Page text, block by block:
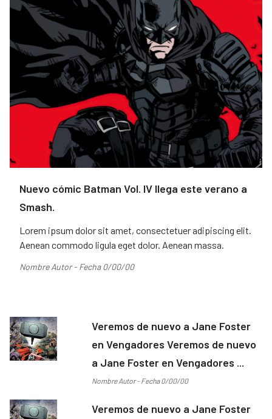
Nuevo cómic Batman Vol. IV llega este verano a
Smash.
Lorem ipsum dolor sit amet, consectetuer adipiscing elit.
Aenean commodo ligula eget dolor. Aenean massa.
Nombre Autor - Fecha 0/00/00
Veremos de nuevo a Jane Foster
en Vengadores Veremos de nuevo
a Jane Foster en Vengadores ...
Nombre Autor - Fecha 0/00/00
Veremos de nuevo a Jane Foster